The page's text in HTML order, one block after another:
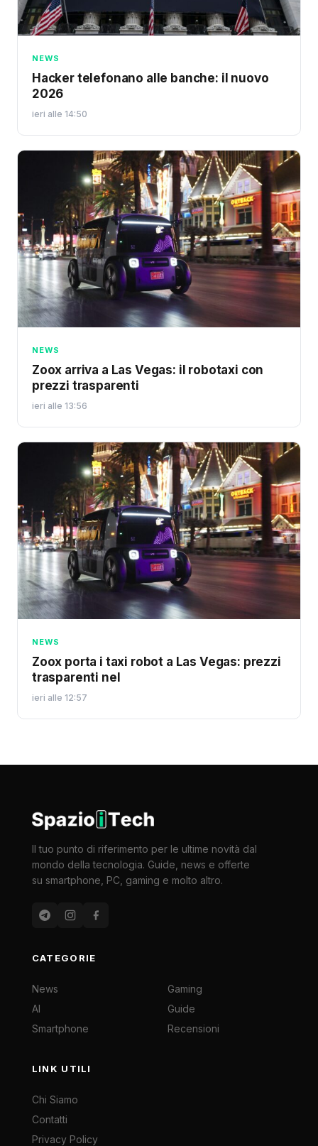
NEWS
Hacker telefonano alle banche: il nuovo
2026
ieri alle 14:50
NEWS
Zoox arriva a Las Vegas: il robotaxi con
prezzi trasparenti
ieri alle 13:56
NEWS
Zoox porta i taxi robot a Las Vegas: prezzi
trasparenti nel
ieri alle 12:57
Il tuo punto di riferimento per le ultime novità dal
mondo della tecnologia. Guide, news e offerte
su smartphone, PC, gaming e molto altro.
CATEGORIE
News
AI
Smartphone
Gaming
Guide
Recensioni
LINK UTILI
Chi Siamo
Contatti
Privacy Policy